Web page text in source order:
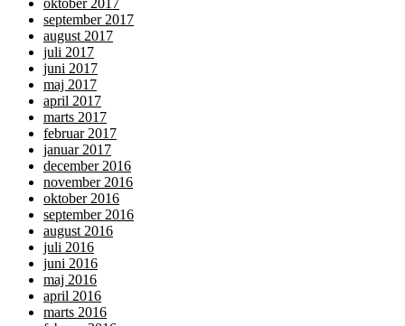
september 2017
august 2017
juli 2017
juni 2017
maj 2017
april 2017
marts 2017
februar 2017
januar 2017
december 2016
november 2016
oktober 2016
september 2016
august 2016
juli 2016
juni 2016
maj 2016
april 2016
marts 2016